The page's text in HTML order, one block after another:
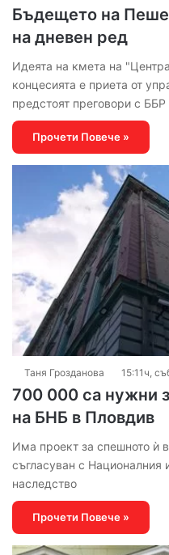
Бъдещето на
на дневен ред
Идеята на кмета на
концесията е приета от
предстоят преговори с ББР
Прочети Повече »
Таня Грозданова 15:11ч,
700 000 са нужни
на БНБ в Пловдив
Има проект за спешното ѝ
съгласуван с Националния
наследство
Прочети Повече »